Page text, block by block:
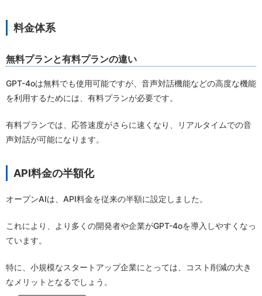
料金体系
無料プランと有料プランの違い
GPT-4oは無料でも使用可能ですが、音声対話機能などの高度な機能
を利用するためには、有料プランが必要です。
有料プランでは、応答速度がさらに速くなり、リアルタイムでの音
声対話が可能になります。
API料金の半額化
オープンAIは、API料金を従来の半額に設定しました。
これにより、より多くの開発者や企業がGPT-4oを導入しやすくなっ
ています。
特に、小規模なスタートアップ企業にとっては、コスト削減の大き
なメリットとなるでしょう。